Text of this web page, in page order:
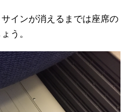
インが消えるまでは座席の
う。